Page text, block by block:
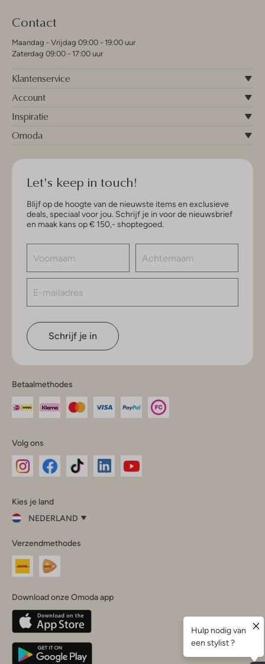
Contact
Maandag - Vrijdag 09:00 - 19:00 uur
Zaterdag 09:00 - 17:00 uur
Klantenservice
Account
Inspiratie
Omoda
Let's keep in touch!
Blijf op de hoogte van de nieuwste items en exclusieve
deals, speciaal voor jou. Schrijf je in voor de nieuwsbrief
en maak kans op € 150,- shoptegoed.
Schrijf je in
Betaalmethodes
Volg ons
InstagramFacebook
Kies je land
NEDERLAND
je
land
Nederland
Belgique(Français)
Deutschland
Verzendmethodes
Download onze Omoda app